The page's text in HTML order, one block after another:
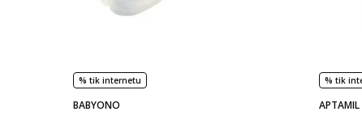
% tik internetu
BABYONO
% tik
APTAMIL